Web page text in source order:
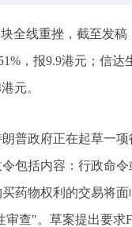
全线重挫，截至发稿
，报9.9港元；信达
元。
普政府正在起草一
包括内容：行政命
药物权利的交易将
审查"。草案提出要